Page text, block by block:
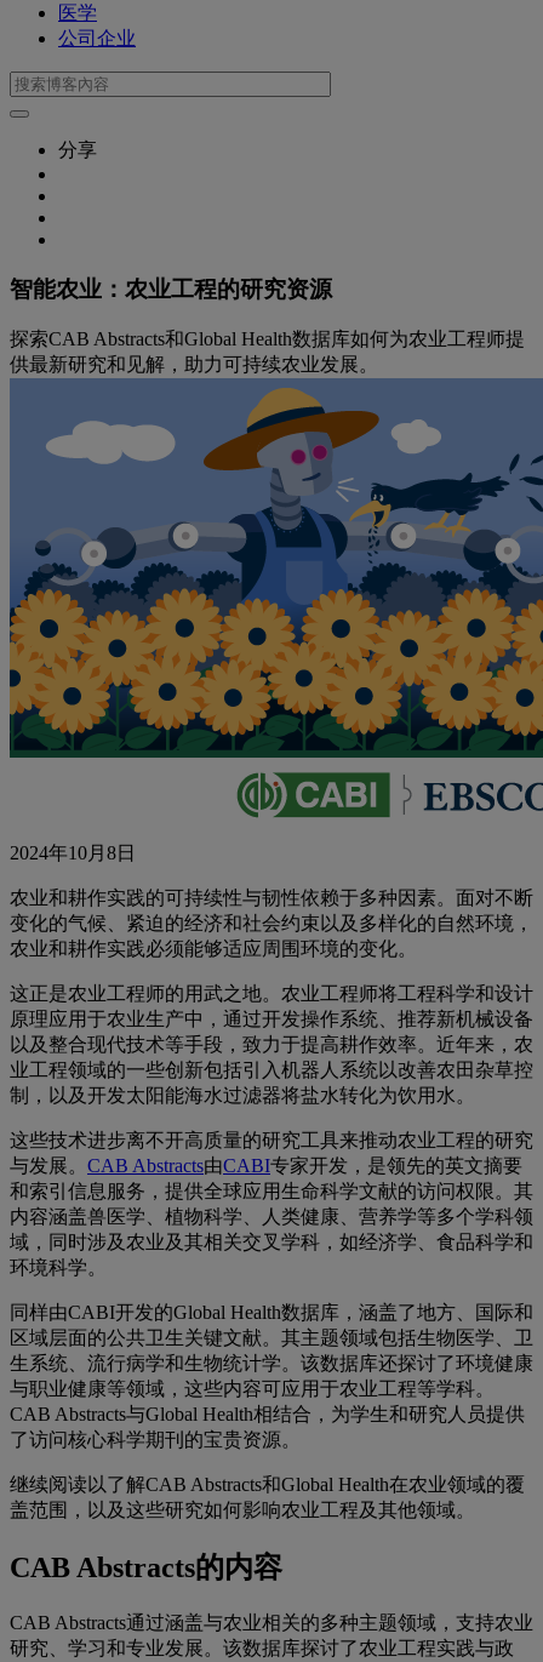
医学
公司企业
分享
智能农业：农业工程的研究资源
探索CAB Abstracts和Global Health数据库如何为农业工程师提
供最新研究和见解，助力可持续农业发展。
2024年10月8日
农业和耕作实践的可持续性与韧性依赖于多种因素。面对不断
变化的气候、紧迫的经济和社会约束以及多样化的自然环境，
农业和耕作实践必须能够适应周围环境的变化。
这正是农业工程师的用武之地。农业工程师将工程科学和设计
原理应用于农业生产中，通过开发操作系统、推荐新机械设备
以及整合现代技术等手段，致力于提高耕作效率。近年来，农
业工程领域的一些创新包括引入机器人系统以改善农田杂草控
制，以及开发太阳能海水过滤器将盐水转化为饮用水。
这些技术进步离不开高质量的研究工具来推动农业工程的研究
与发展。 CAB Abstracts由CABI专家开发，是领先的英文摘要
和索引信息服务，提供全球应用生命科学文献的访问权限。其
内容涵盖兽医学、植物科学、人类健康、营养学等多个学科领
域，同时涉及农业及其相关交叉学科，如经济学、食品科学和
环境科学。
同样由CABI开发的Global Health数据库，涵盖了地方、国际和
区域层面的公共卫生关键文献。其主题领域包括生物医学、卫
生系统、流行病学和生物统计学。该数据库还探讨了环境健康
与职业健康等领域，这些内容可应用于农业工程等学科。
CAB Abstracts与Global Health相结合，为学生和研究人员提供
了访问核心科学期刊的宝贵资源。
继续阅读以了解CAB Abstracts和Global Health在农业领域的覆
盖范围，以及这些研究如何影响农业工程及其他领域。
CAB Abstracts的内容
CAB Abstracts通过涵盖与农业相关的多种主题领域，支持农业
研究、学习和专业发展。该数据库探讨了农业工程实践与政